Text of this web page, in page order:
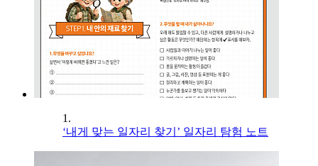
1.
‘내게 맞는 일자리 찾기’ 일자리 탐험 노트